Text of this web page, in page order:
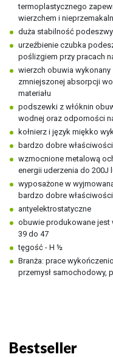
termoplastycznego
wierzchem i
duża stabilność podeszwy
urzeźbienie czubka
poślizgiem przy pracach
wierzch obuwia
zmniejszonej absorpcji
materiału
podszewki z włóknin
wodnej oraz odporności
kołnierz i język miękko
bardzo dobre
wzmocnione metalową
energii uderzenia do 200J
wyposażone w
bardzo dobre
antyelektrostatyczne
obuwie produkowane jest
39 do 47
tęgość - H ½
Branża: prace
przemysł samochodowy,
Bestseller